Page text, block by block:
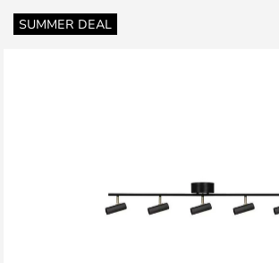
SUMMER DEAL
Ga
naar